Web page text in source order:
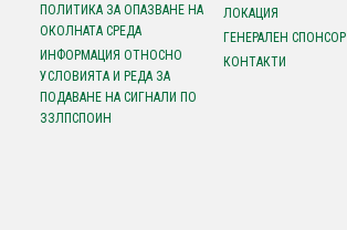
ПОЛИТИКА ЗА ОПАЗВАНЕ НА
ОКОЛНАТА СРЕДА
ИНФОРМАЦИЯ ОТНОСНО
УСЛОВИЯТА И РЕДА ЗА
ПОДАВАНЕ НА СИГНАЛИ ПО
ЗЗЛПСПОИН
ЛОКАЦИЯ
ГЕНЕРАЛЕН СПОНСОР
КОНТАКТИ